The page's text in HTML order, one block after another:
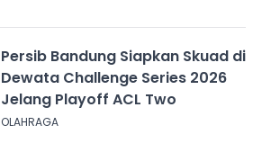
Persib Bandung Siapkan Skuad di
Dewata Challenge Series 2026
Jelang Playoff ACL Two
OLAHRAGA